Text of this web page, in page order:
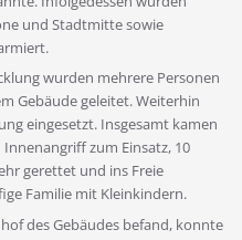
und Stadtmitte sowie
wurden mehrere Personen
Gebäude geleitet. Weiterhin
eingesetzt. Insgesamt kamen
zum Einsatz, 10
gerettet und ins Freie
Familie mit Kleinkindern.
des Gebäudes befand, konnte